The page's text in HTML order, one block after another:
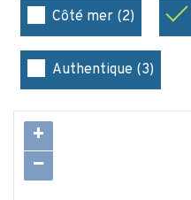
Côté mer (2)
Authentique (3)
+
−